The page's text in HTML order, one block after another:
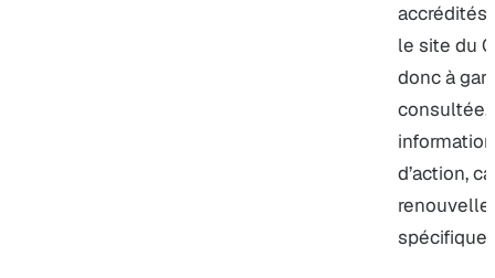
accrédités
le site du
donc à
consultée,
d’action,
spécifique.